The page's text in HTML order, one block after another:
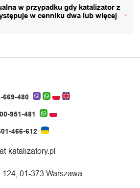
w przypadku gdy katalizator z
w cenniku dwa lub więcej
669-480
951-481
466-612
katalizatory.pl
01-373 Warszawa